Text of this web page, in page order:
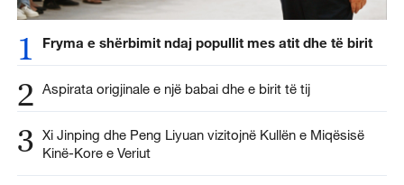
1 Fryma e shërbimit ndaj popullit mes atit dhe të birit
2 Aspirata origjinale e një babai dhe e birit të tij
3 Xi Jinping dhe Peng Liyuan vizitojnë Kullën e Miqësisë
Kinë-Kore e Veriut